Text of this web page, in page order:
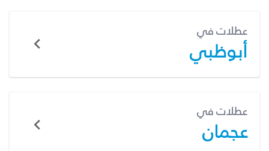
عطلات في
أبوظبي
عطلات في
عجمان